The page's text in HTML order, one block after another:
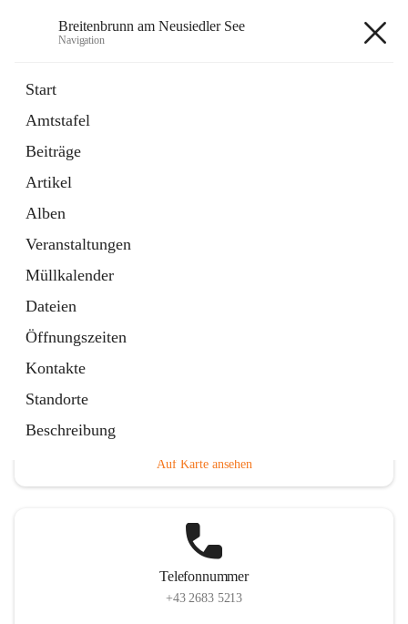
Breitenbrunn am Neusiedler See
Navigation
Start
Amtstafel
Beiträge
Artikel
Alben
Veranstaltungen
Müllkalender
Dateien
Öffnungszeiten
Kontakte
Standorte
Beschreibung
18 Schnellzugriffe
Gemeindeservice
Auf Karte ansehen
Telefonnummer
+43 2683 5213